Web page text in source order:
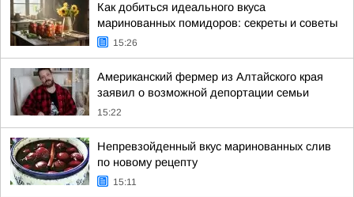
Как добиться идеального вкуса
маринованных помидоров: секреты и советы
15:26
Американский фермер из Алтайского края
заявил о возможной депортации семьи
15:22
Непревзойденный вкус маринованных слив
по новому рецепту
15:11